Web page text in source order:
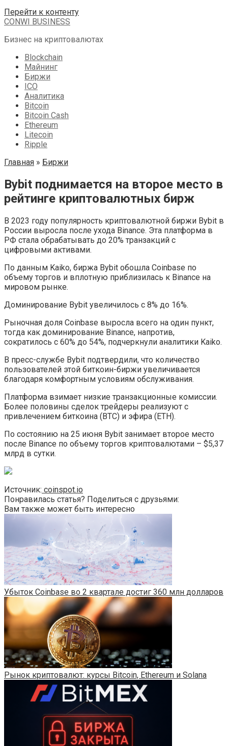
Перейти к контенту
CONWI BUSINESS
Бизнес на криптовалютах
Blockchain
Майнинг
Биржи
ICO
Аналитика
Bitcoin
Bitcoin Cash
Ethereum
Litecoin
Ripple
Главная » Биржи
Bybit поднимается на второе место в
рейтинге криптовалютных бирж
В 2023 году популярность криптовалютной биржи Bybit в
России выросла после ухода Binance. Эта платформа в
РФ стала обрабатывать до 20% транзакций с
цифровыми активами.
По данным Kaiko, биржа Bybit обошла Coinbase по
объему торгов и вплотную приблизилась к Binance на
мировом рынке.
Доминирование Bybit увеличилось с 8% до 16%.
Рыночная доля Coinbase выросла всего на один пункт,
тогда как доминирование Binance, напротив,
сократилось с 60% до 54%, подчеркнули аналитики Kaiko.
В пресс-службе Bybit подтвердили, что количество
пользователей этой биткоин-биржи увеличивается
благодаря комфортным условиям обслуживания.
Платформа взимает низкие транзакционные комиссии.
Более половины сделок трейдеры реализуют с
привлечением биткоина (BTC) и эфира (ETH).
По состоянию на 25 июня Bybit занимает второе место
после Binance по объему торгов криптовалютами – $5,37
млрд в сутки.
Источник: coinspot.io
Понравилась статья? Поделиться с друзьями:
Вам также может быть интересно
Убыток Coinbase во 2 квартале достиг 360 млн долларов
Рынок криптовалют: курсы Bitcoin, Ethereum и Solana